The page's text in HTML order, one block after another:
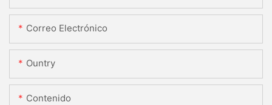
Correo Electrónico
Ountry
Contenido